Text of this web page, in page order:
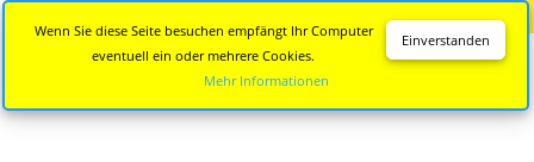
Einverstanden
Wenn Sie diese Seite besuchen empfängt Ihr Computer
eventuell ein oder mehrere Cookies.
Mehr Informationen